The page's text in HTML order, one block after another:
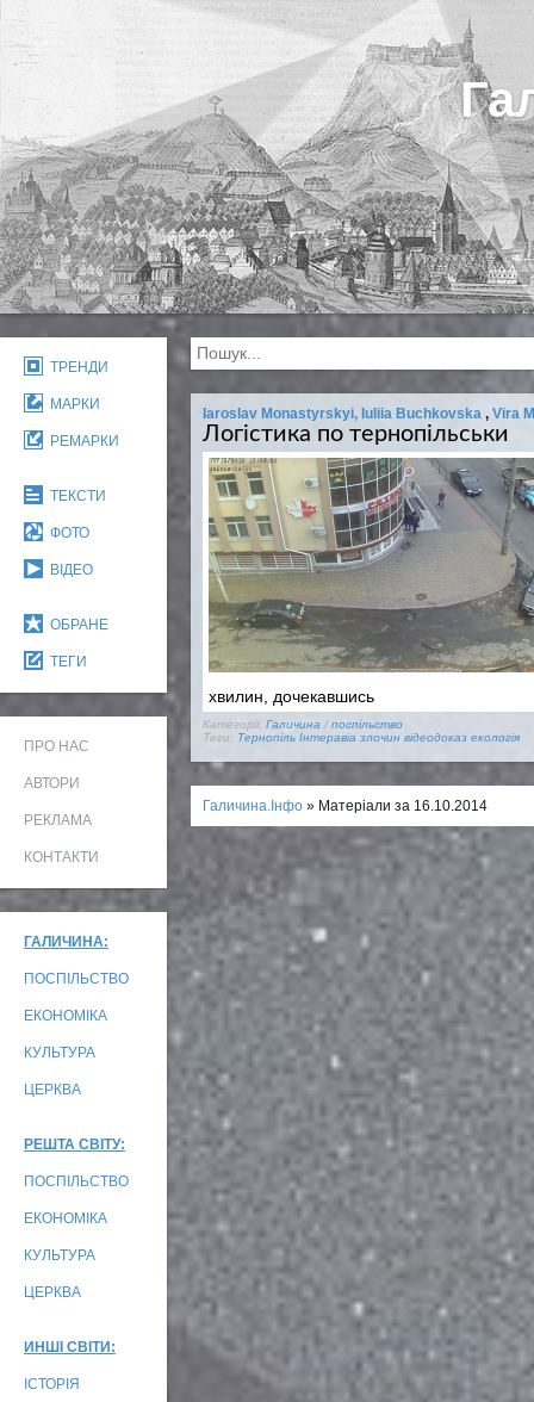
ТРЕНДИ
МАРКИ
РЕМАРКИ
ТЕКСТИ
ФОТО
ВІДЕО
ОБРАНЕ
ТЕГИ
ПРО НАС
АВТОРИ
РЕКЛАМА
КОНТАКТИ
ГАЛИЧИНА:
ПОСПІЛЬСТВО
ЕКОНОМІКА
КУЛЬТУРА
ЦЕРКВА
РЕШТА СВІТУ:
ПОСПІЛЬСТВО
ЕКОНОМІКА
КУЛЬТУРА
ЦЕРКВА
ИНШІ СВІТИ:
ІСТОРІЯ
Iaroslav Monastyrskyi, Iuliia Buchkovska , Vira
Логістика по тернопільськи
хвилин, дочекавшись
Категорії: Галичина / поспільство
Теги: Тернопіль Інтеравіа злочин відеодоказ екологія
Галичина.Інфо » Матеріали за 16.10.2014